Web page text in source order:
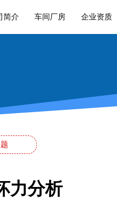
简介 车间厂房 企业资质
力分析